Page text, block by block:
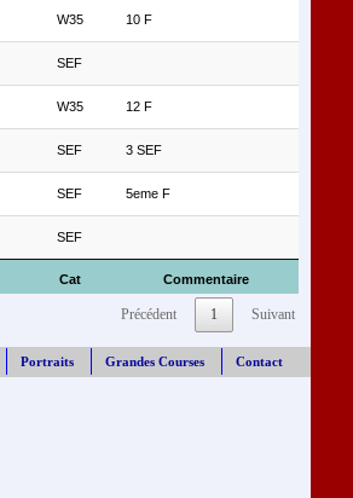
Cat Commentaire
W35 10 F
SEF
W35 12 F
SEF 3 SEF
SEF 5eme F
SEF
Précédent 1 Suivant
Portraits Grandes Courses Contact